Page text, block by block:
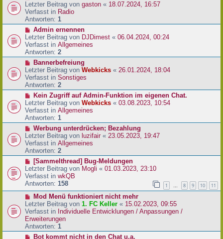
g
i
t
r
a
g
e
u
e
r
B
e
i
t
a
g
Letzter Beitrag von gaston « 18.07.2024, 16:57
Verfasst in Radio
Antworten: 1
N
e
u
e
r
B
e
i
t
a
g
Admin ernennen
Letzter Beitrag von DJDimest « 06.04.2024, 00:24
Verfasst in Allgemeines
Antworten: 2
N
e
u
e
r
B
e
i
t
a
g
Bannerbefreiung
Letzter Beitrag von Webkicks « 26.01.2024, 18:04
Verfasst in Sonstiges
Antworten: 2
N
e
u
e
r
B
e
i
t
a
g
Kein Zugriff auf Admin-Funktion im eigenen Chat.
Letzter Beitrag von Webkicks « 03.08.2023, 10:54
Verfasst in Allgemeines
Antworten: 1
N
e
u
e
r
B
e
i
t
a
g
Werbung unterdrücken; Bezahlung
Letzter Beitrag von luzifair « 23.05.2023, 19:47
Verfasst in Allgemeines
Antworten: 2
N
e
u
e
r
B
e
i
t
r
a
[Sammelthread] Bug-Meldungen
Letzter Beitrag von Mogli « 01.03.2023, 23:10
Verfasst in wkQB
Antworten: 158 1 … 8 9 10 11
N
e
u
e
r
B
Mod Menü funktioniert nicht mehr
Letzter Beitrag von 1. FC Keller « 15.02.2023, 09:55
Verfasst in Individuelle Entwicklungen / Anpassungen /
Erweiterungen
Antworten: 1
NBot kommt nicht in den Chat u.a.